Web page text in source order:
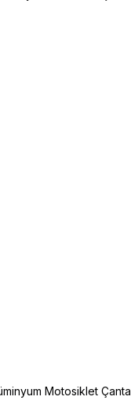
Motosiklet